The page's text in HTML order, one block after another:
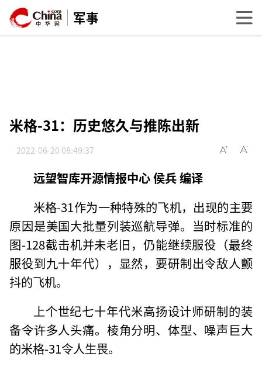
军事
米格-31：历史悠久与推陈出新
2022-06-20 08:49:37
远望智库开源情报中心 侯兵 编译
米格-31作为一种特殊的飞机，出现的主要
原因是美国大批量列装巡航导弹。当时标准的
图-128截击机并未老旧，仍能继续服役（最终
服役到九十年代），显然，要研制出令敌人颤
抖的飞机。
上个世纪七十年代米高扬设计师研制的装
备令许多人头痛。棱角分明、体型、噪声巨大
的米格-31令人生畏。